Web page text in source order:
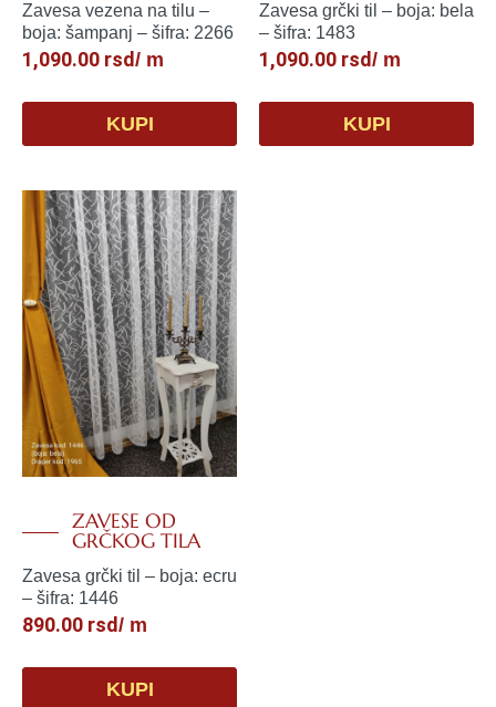
Zavesa vezena na tilu –
boja: šampanj – šifra: 2266
1,090.00 rsd/ m
KUPI
Zavesa grčki til – boja: bela
– šifra: 1483
1,090.00 rsd/ m
KUPI
ZAVESE OD
GRČKOG TILA
Zavesa grčki til – boja: ecru
– šifra: 1446
890.00 rsd / m
KUPI